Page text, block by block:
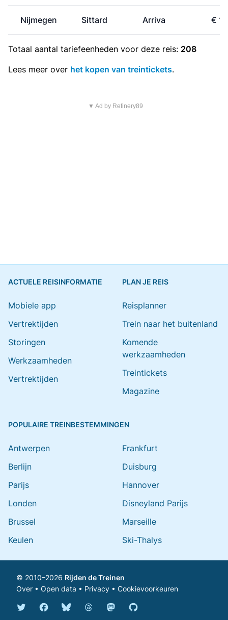
Nijmegen Sittard Arriva €
Totaal aantal tariefeenheden voor deze reis: 208
Lees meer over het kopen van treintickets.
▼ Ad by Refinery89
ACTUELE REISINFORMATIE
Mobiele app
Vertrektijden
Storingen
Werkzaamheden
Vertrektijden
PLAN JE REIS
Reisplanner
Trein naar het buitenland
Komende
werkzaamheden
Treintickets
Magazine
POPULAIRE TREINBESTEMMINGEN
Antwerpen
Berlijn
Parijs
Londen
Brussel
Keulen
Frankfurt
Duisburg
Hannover
Disneyland Parijs
Marseille
Ski-Thalys
© 2010–2026 Rijden de Treinen
Over • Open data • Privacy • Cookievoorkeuren